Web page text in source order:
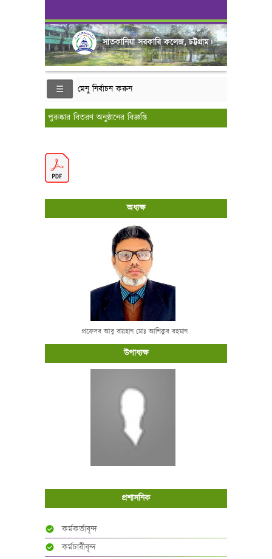
সাতকানিয়া সরকারি কলেজ, চট্টগ্রাম।
মেনু নির্বাচন করুন
পুরুষ্কার বিতরণ অনুষ্ঠানের বিজ্ঞপ্তি
অধ্যক্ষ
প্রফেসর আবু রায়হান মোঃ আশিকুর রহমান
উপাধ্যক্ষ
প্রশাসনিক
কর্মকর্তাবৃন্দ
কর্মচারীবৃন্দ